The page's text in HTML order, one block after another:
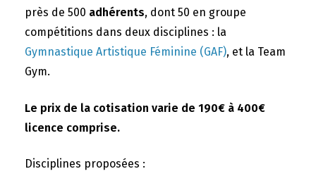
près de 500 adhérents, dont 50 en groupe
compétitions dans deux disciplines : la
Gymnastique Artistique Féminine (GAF), et la Team
Gym.
Le prix de la cotisation varie de 190€ à 400€
licence comprise.
Disciplines proposées :